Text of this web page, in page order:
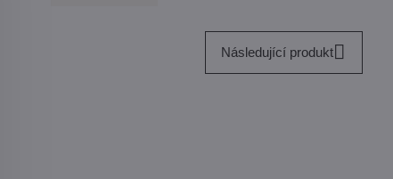
Následující produkt